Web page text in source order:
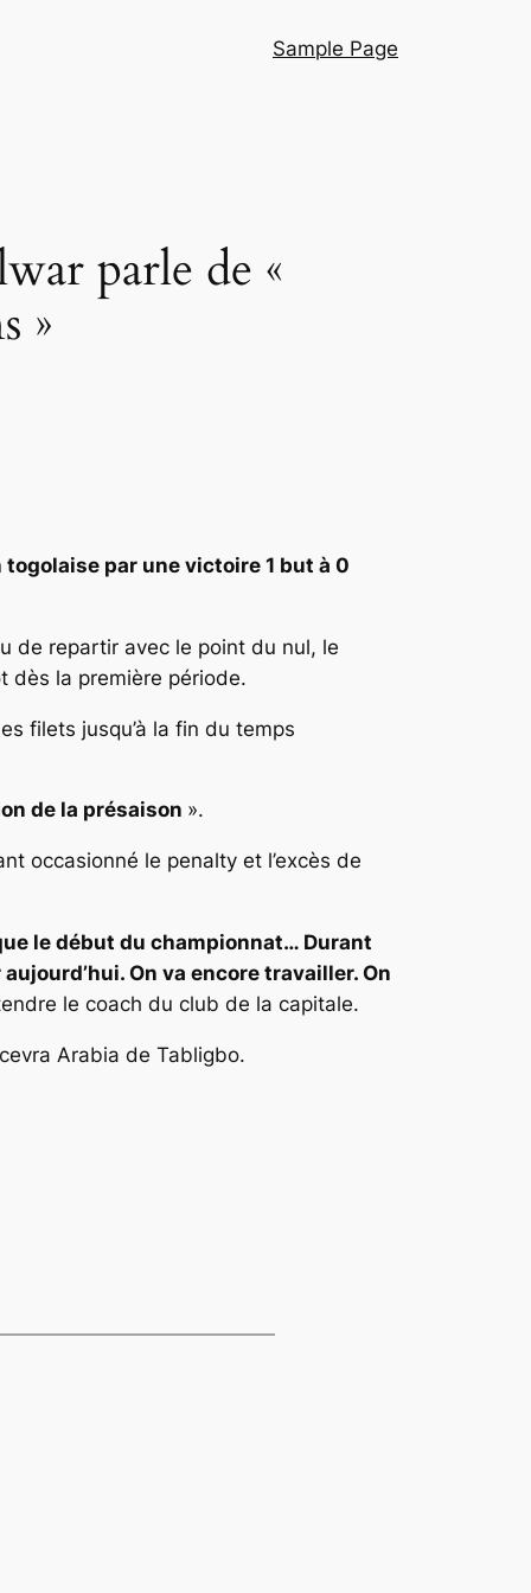
Sample Page
parle de «
»
par une victoire 1 but à 0
de repartir avec le point du nul, le
dès la première période.
filets jusqu’à la fin du temps
de la présaison ».
occasionné le penalty et l’excès de
le début du championnat… Durant
On va encore travailler. On
le coach du club de la capitale.
Arabia de Tabligbo.